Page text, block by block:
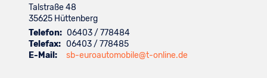
Talstraße 48
35625 Hüttenberg
Telefon: 06403 / 778484
Telefax: 06403 / 778485
E-Mail:
sb-euroautomobile@t-online.de